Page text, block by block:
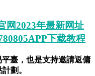
网2023年最新网址
下载教程
臺，也是支持邀請返傭
劃。